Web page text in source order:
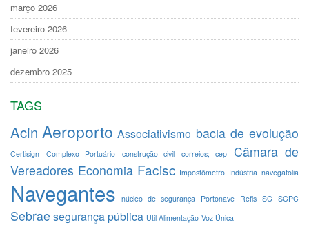
março 2026
fevereiro 2026
janeiro 2026
dezembro 2025
TAGS
Acin Aeroporto Associativismo bacia de evolução
Certisign Complexo Portuário construção civil correios; cep
Câmara de
Vereadores Economia Facisc Impostômetro Indústria navegafolia
Navegantes núcleo de segurança Portonave Refis SC SCPC
Sebrae segurança pública Util Alimentação Voz Única